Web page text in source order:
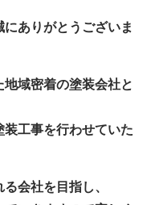
ありがとうございま
域密着の塗装会社と
工事を行わせていた
会社を目指し、